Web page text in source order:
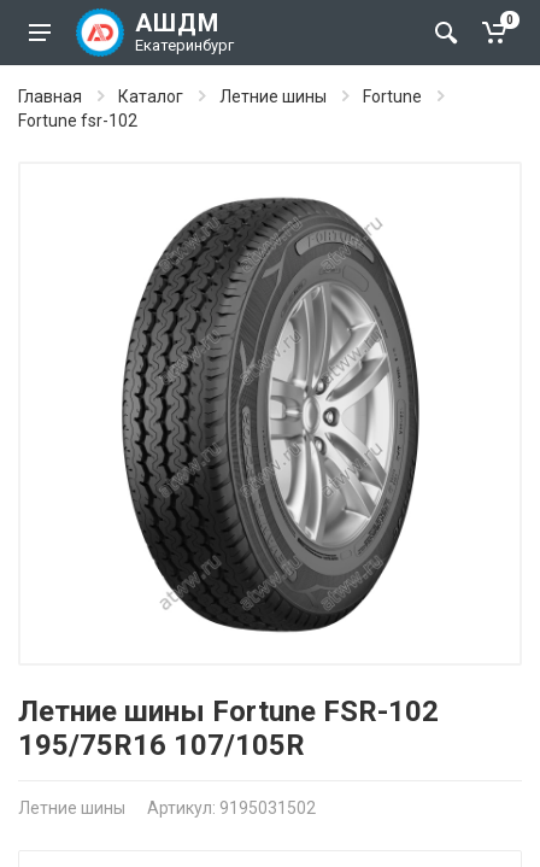
АШДМ
Екатеринбург
0
Главная Каталог Летние шины
Fortune
Fortune fsr-102
Летние шины Fortune FSR-102
195/75R16 107/105R
Летние шины Артикул: 9195031502